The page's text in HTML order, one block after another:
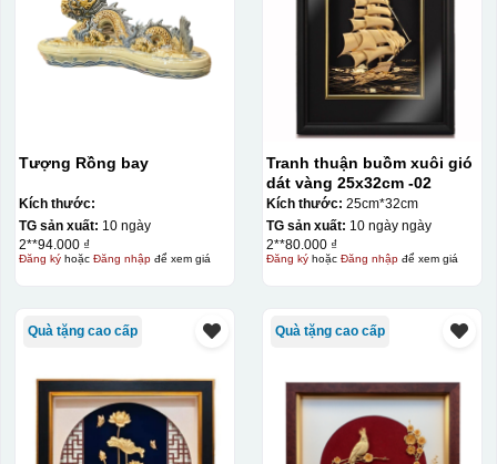
Tượng Rồng bay
Kích thước:
TG sản xuất: 10 ngày
2**94.000 ₫
Đăng kýhoặc Đăng nhậpđể xem giá
Tranh thuận buồm xuôi gió
dát vàng 25x32cm -02
Kích thước: 25cm*32cm
TG sản xuất: 10 ngày ngày
2**80.000 ₫
Đăng kýhoặc Đăng nhậpđể xem giá
Quà tặng cao cấp Quà tặng cao cấp